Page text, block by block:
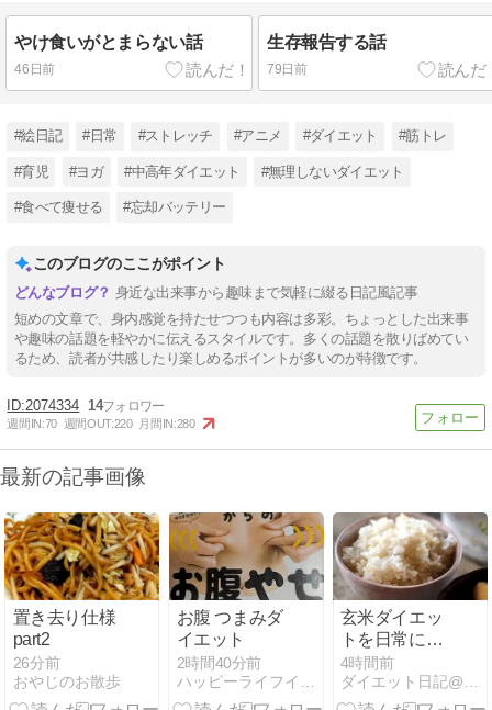
やけ食いがとまらない話
46日前
生存報告する話
79日前
#絵日記 #日常 #ストレッチ #アニメ #ダイエット #筋トレ
#育児 #ヨガ #中高年ダイエット #無理しないダイエット
#食べて痩せる #忘却バッテリー
このブログのここがポイント
身近な出来事から趣味まで気軽に綴る日記風記事
短めの文章で、身内感覚を持たせつつも内容は多彩。ちょっとした出来事
や趣味の話題を軽やかに伝えるスタイルです。多くの話題を散りばめてい
るため、読者が共感したり楽しめるポイントが多いのが特徴です。
2074334 14
週間IN:70 週間OUT:220 月間IN:280
最新の記事画像
置き去り仕様
part2
26分前
おやじのお散歩
お腹 つまみダ
イエット
2時間40分前
玄米ダイエッ
トを日常に取
り入れてみ
る？
4時間前